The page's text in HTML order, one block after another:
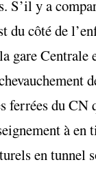
S’il y a
du côté de
gare Centrale
ferrées du CN
à en
en tunnel